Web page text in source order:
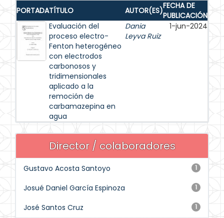
PORTADATÍTULO AUTOR(ES)FECHA DE
PUBLICACIÓN
Evaluación del
proceso electro-
Fenton heterogéneo
con electrodos
carbonosos y
tridimensionales
aplicado a la
remoción de
carbamazepina en
agua
Dania
Leyva Ruiz
1-jun-2024
Director / colaboradores
1
Gustavo Acosta Santoyo
1
Josué Daniel García Espinoza
1
José Santos Cruz